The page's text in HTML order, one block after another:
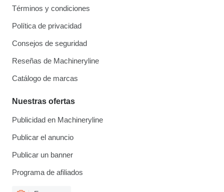
Términos y condiciones
Política de privacidad
Consejos de seguridad
Reseñas de Machineryline
Catálogo de marcas
Nuestras ofertas
Publicidad en Machineryline
Publicar el anuncio
Publicar un banner
Programa de afiliados